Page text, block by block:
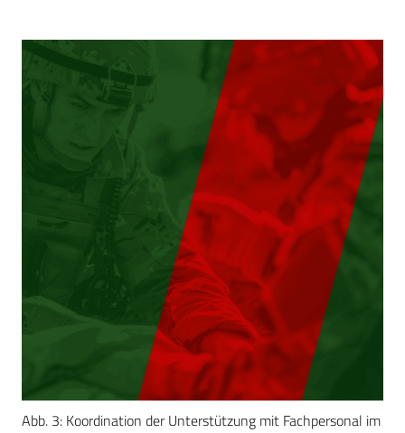
Abb. 3: Koordination der Unterstützung mit Fachpersonal im